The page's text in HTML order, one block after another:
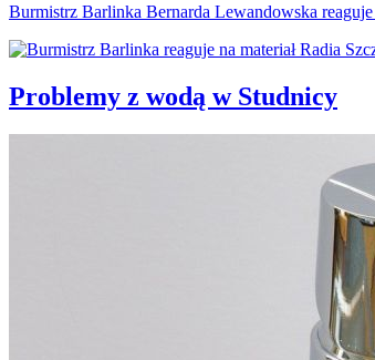
Burmistrz Barlinka Bernarda Lewandowska
Problemy z wodą w Studnicy